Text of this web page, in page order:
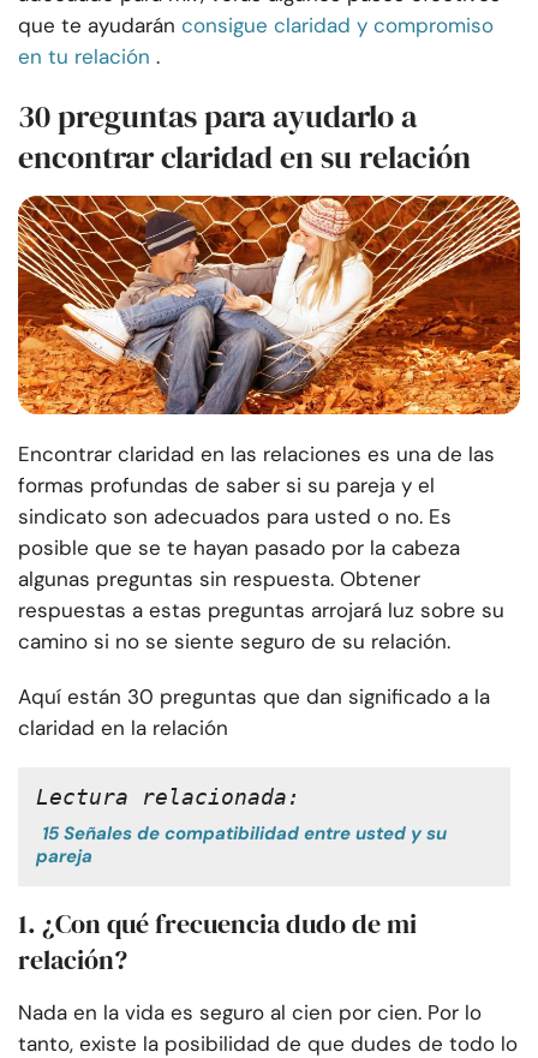
que te ayudarán consigue claridad y compromiso
en tu relación .
30 preguntas para ayudarlo a
encontrar claridad en su relación
Encontrar claridad en las relaciones es una de las
formas profundas de saber si su pareja y el
sindicato son adecuados para usted o no. Es
posible que se te hayan pasado por la cabeza
algunas preguntas sin respuesta. Obtener
respuestas a estas preguntas arrojará luz sobre su
camino si no se siente seguro de su relación.
Aquí están 30 preguntas que dan significado a la
claridad en la relación
Lectura relacionada:
15 Señales de compatibilidad entre usted y su
pareja
1. ¿Con qué frecuencia dudo de mi
relación?
Nada en la vida es seguro al cien por cien. Por lo
tanto, existe la posibilidad de que dudes de todo lo